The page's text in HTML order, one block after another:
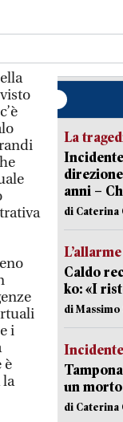
i
è
la
La
anni –
di Caterina
L’allarme
Caldo
ko: «I
di Massimo
Incidente
un
di Caterina